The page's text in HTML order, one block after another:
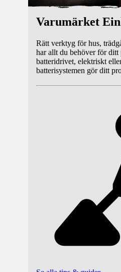
Varumärket
Rätt verktyg för hus,
har allt du behöver för ditt
batteridrivet, elektriskt
batterisystemen gör ditt